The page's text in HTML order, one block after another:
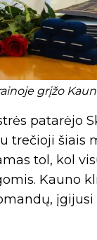
grįžo
patarėjo
trečioji šiais
tol, kol
Kauno